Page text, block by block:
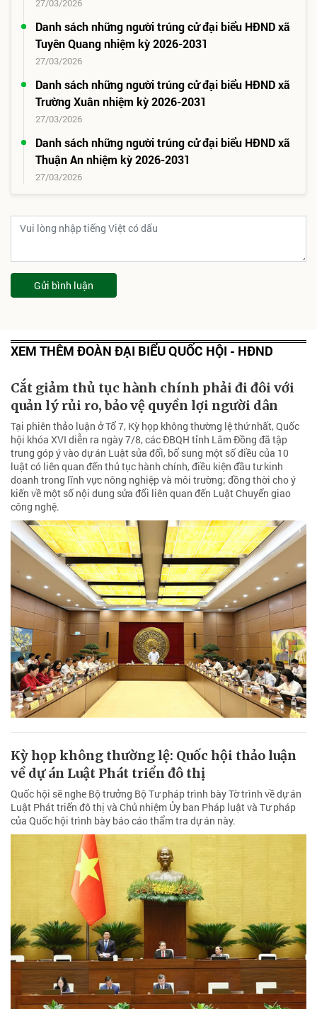
27/03/2026
Danh sách những người trúng cử đại biểu HĐND xã
Tuyên Quang nhiệm kỳ 2026-2031
27/03/2026
Danh sách những người trúng cử đại biểu HĐND xã
Trường Xuân nhiệm kỳ 2026-2031
27/03/2026
Danh sách những người trúng cử đại biểu HĐND xã
Thuận An nhiệm kỳ 2026-2031
27/03/2026
Gửi bình luận
XEM THÊM ĐOÀN ĐẠI BIỂU QUỐC HỘI - HĐND
Cắt giảm thủ tục hành chính phải đi đôi với
quản lý rủi ro, bảo vệ quyền lợi người dân
Tại phiên thảo luận ở Tổ 7, Kỳ họp không thường lệ thứ nhất, Quốc
hội khóa XVI diễn ra ngày 7/8, các ĐBQH tỉnh Lâm Đồng đã tập
trung góp ý vào dự án Luật sửa đổi, bổ sung một số điều của 10
luật có liên quan đến thủ tục hành chính, điều kiện đầu tư kinh
doanh trong lĩnh vực nông nghiệp và môi trường; đồng thời cho ý
kiến về một số nội dung sửa đổi liên quan đến Luật Chuyển giao
công nghệ.
Kỳ họp không thường lệ: Quốc hội thảo luận
về dự án Luật Phát triển đô thị
Quốc hội sẽ nghe Bộ trưởng Bộ Tư pháp trình bày Tờ trình về dự án
Luật Phát triển đô thị và Chủ nhiệm Ủy ban Pháp luật và Tư pháp
của Quốc hội trình bày báo cáo thẩm tra dự án này.